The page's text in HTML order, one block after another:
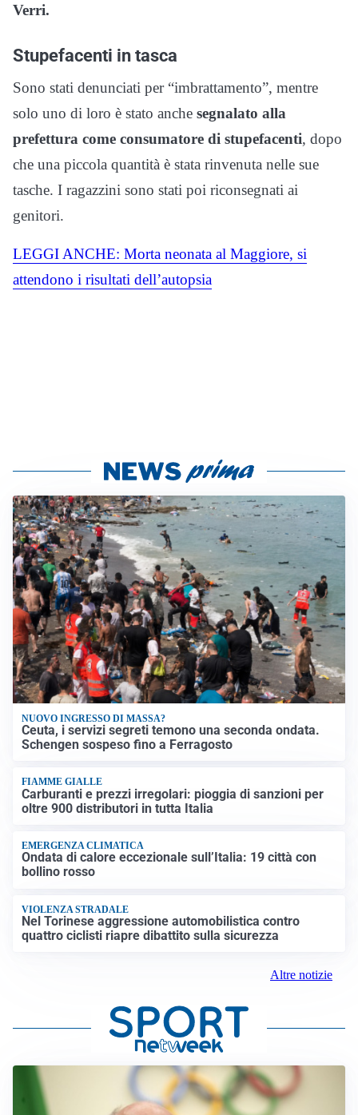
Verri.
Stupefacenti in tasca
Sono stati denunciati per “imbrattamento”, mentre
solo uno di loro è stato anche segnalato alla
prefettura come consumatore di stupefacenti, dopo
che una piccola quantità è stata rinvenuta nelle sue
tasche. I ragazzini sono stati poi riconsegnati ai
genitori.
LEGGI ANCHE: Morta neonata al Maggiore, si
attendono i risultati dell’autopsia
NUOVO INGRESSO DI MASSA?
Ceuta, i servizi segreti temono una seconda ondata.
Schengen sospeso fino a Ferragosto
FIAMME GIALLE
Carburanti e prezzi irregolari: pioggia di sanzioni per
oltre 900 distributori in tutta Italia
EMERGENZA CLIMATICA
Ondata di calore eccezionale sull’Italia: 19 città con
bollino rosso
VIOLENZA STRADALE
Nel Torinese aggressione automobilistica contro
quattro ciclisti riapre dibattito sulla sicurezza
Altre notizie